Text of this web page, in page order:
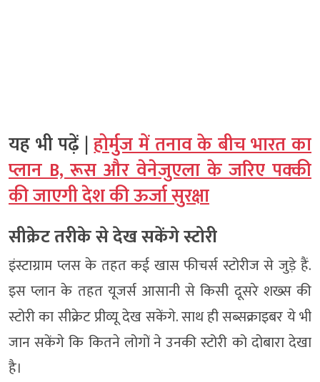
यह भी पढ़ें |होर्मुज में तनाव के बीच भारत का
प्लान B, रूस और वेनेजुएला के जरिए पक्की
की जाएगी देश की ऊर्जा सुरक्षा
सीक्रेट तरीके से देख सकेंगे स्टोरी
इंस्टाग्राम प्लस के तहत कई खास फीचर्स स्टोरीज से जुड़े हैं.
इस प्लान के तहत यूजर्स आसानी से किसी दूसरे शख्स की
स्टोरी का सीक्रेट प्रीव्यू देख सकेंगे. साथ ही सब्सक्राइबर ये भी
जान सकेंगे कि कितने लोगों ने उनकी स्टोरी को दोबारा देखा
है।